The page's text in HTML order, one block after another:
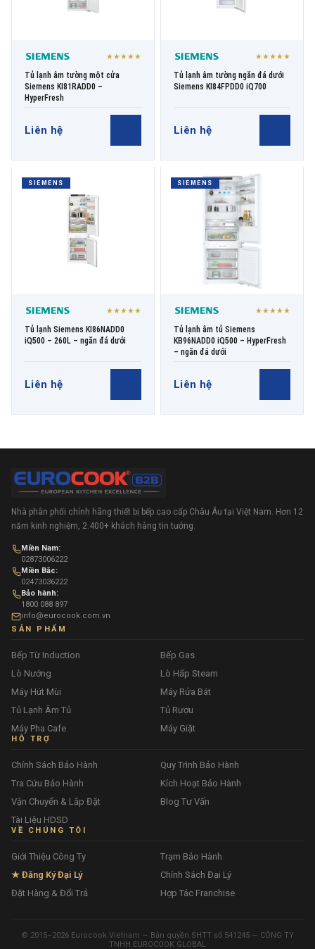
★★★★★
Tủ lạnh âm tường một cửa
Siemens KI81RADD0 –
HyperFresh
Liên hệ
★★★★★
Tủ lạnh âm tường ngăn đá dưới
Siemens KI84FPDD0 iQ700
Liên hệ
SIEMENS
★★★★★
Tủ lạnh Siemens KI86NADD0
iQ500 – 260L – ngăn đá dưới
Liên hệ
SIEMENS
★★★★★
Tủ lạnh âm tủ Siemens
KB96NADD0 iQ500 – HyperFresh
– ngăn đá dưới
Liên hệ
Nhà phân phối chính hãng thiết bị bếp cao cấp Châu Âu tại Việt Nam. Hơn 12
năm kinh nghiệm, 2.400+ khách hàng tin tưởng.
Miền Nam:
02873006222
Miền Bắc:
02473036222
Bảo hành:
1800 088 897
info@eurocook.com.vn
SẢN PHẨM
Bếp Từ Induction
Bếp Gas
Lò Nướng
Lò Hấp Steam
Máy Hút Mùi
Máy Rửa Bát
Tủ Lạnh Âm Tủ
Tủ Rượu
Máy Pha Cafe
Máy Giặt
HỖ TRỢ
Chính Sách Bảo Hành
Quy Trình Bảo Hành
Tra Cứu Bảo Hành
Kích Hoạt Bảo Hành
Vận Chuyển & Lắp Đặt
Blog Tư Vấn
Tài Liệu HDSD
VỀ CHÚNG TÔI
Giới Thiệu Công Ty
Trạm Bảo Hành
★ Đăng Ký Đại Lý
Chính Sách Đại Lý
Đặt Hàng & Đổi Trả
Hợp Tác Franchise
© 2015–2026 Eurocook Vietnam — Bản quyền SHTT số 541245 — CÔNG TY
TNHH EUROCOOK GLOBAL